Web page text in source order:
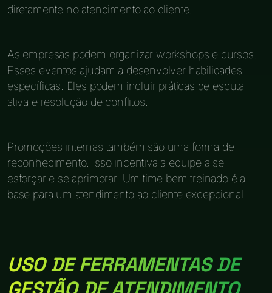
diretamente no atendimento ao cliente.
As empresas podem organizar workshops e cursos.
Esses eventos ajudam a desenvolver habilidades
específicas. Eles podem incluir práticas de escuta
ativa e resolução de conflitos.
Promoções internas também são uma forma de
reconhecimento. Isso incentiva a equipe a se
esforçar e se aprimorar. Um time bem treinado é a
base para um atendimento ao cliente excepcional.
USO DE FERRAMENTAS DE